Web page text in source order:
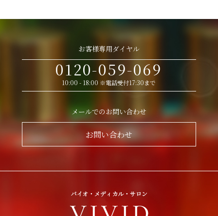
お客様専用ダイヤル
0120-059-069
10:00 - 18:00 ※電話受付17:30まで
メールでのお問い合わせ
お問い合わせ